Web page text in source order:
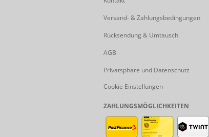
Versand- & Zahlungsbedingungen
Rücksendung & Umtausch
AGB
Privatsphäre und Datenschutz
Cookie Einstellungen
ZAHLUNGSMÖGLICHKEITEN